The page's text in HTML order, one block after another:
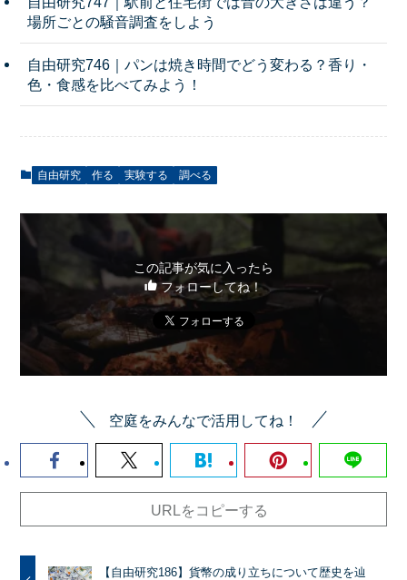
場所ごとの騒音調査をしよう
自由研究746｜パンは焼き時間でどう変わる？香り・
色・食感を比べてみよう！
自由研究 作る 実験する 調べる
この記事が気に入ったら
フォローしてね！
空庭をみんなで活用してね！
URLをコピーする
【自由研究186】貨幣の成り立ちについて歴史を辿